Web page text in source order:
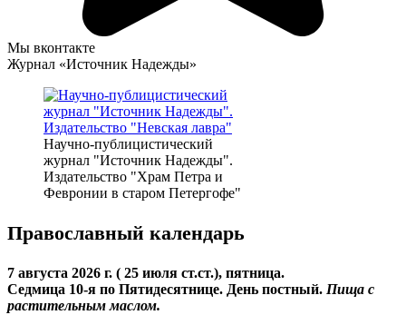
Мы вконтакте
Журнал «Источник Надежды»
Научно-публицистический
журнал "Источник Надежды".
Издательство "Храм Петра и
Февронии в старом Петергофе"
Православный календарь
7 августа 2026 г. ( 25 июля ст.ст.), пятница.
Седмица 10-я по Пятидесятнице. День постный. Пища с
растительным маслом.